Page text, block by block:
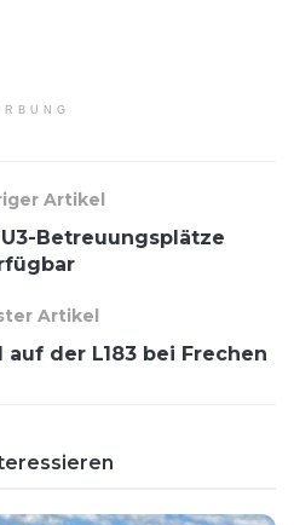
Artikel
Betreuungsplätze
Artikel
der L183 bei Frechen